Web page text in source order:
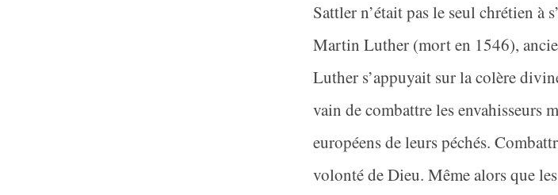
Sattler n’était pas le seul chrétien à
Martin Luther (mort en 1546),
Luther s’appuyait sur la colère
vain de combattre les envahisseurs
européens de leurs péchés.
volonté de Dieu. Même alors que